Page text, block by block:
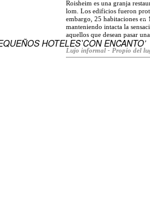
HOTELES CON ENCANTO’
Roisheim es una granja
lom. Los edificios fueron
embargo, 25 habitaciones en
manteniendo intacta la
aquellos que desean pasar
comidas caseras, sabrosas,
practicar el senderismo en las
las más avanzadas están a
glittertind y galdhopiggen y
Lujo informal - Propio del